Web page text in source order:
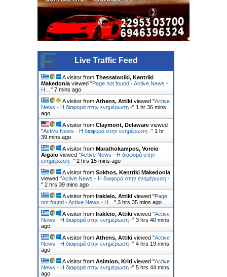
Live Traffic Feed
A visitor from Thessaloniki, Kentriki
Makedonia viewed "Page not found - Active News -
Η… " 7 mins ago
A visitor from Athens, Attiki viewed "Active
News - Η διαφορά στην ενημέρωση -" 1 hr 36 mins
ago
A visitor from Claymont, Delaware viewed
"Active News - Η διαφορά στην ενημέρωση -" 1 hr
39 mins ago
A visitor from Marathokampos, Voreio
Aigaio viewed "Active News - Η διαφορά στην
ενημέρωση -" 2 hrs 15 mins ago
A visitor from Sokhos, Kentriki Makedonia
viewed "Active News - Η διαφορά στην ενημέρωση -
" 2 hrs 39 mins ago
A visitor from Irakleio, Attiki viewed "Page
not found - Active News - Η… " 3 hrs 35 mins ago
A visitor from Irakleio, Attiki viewed "Active
News - Η διαφορά στην ενημέρωση -" 3 hrs 40 mins
ago
A visitor from Athens, Attiki viewed "Active
News - Η διαφορά στην ενημέρωση -" 4 hrs 19 mins
ago
A visitor from Asimion, Kriti viewed "Active
News - Η διαφορά στην ενημέρωση -" 5 hrs 44 mins
ago